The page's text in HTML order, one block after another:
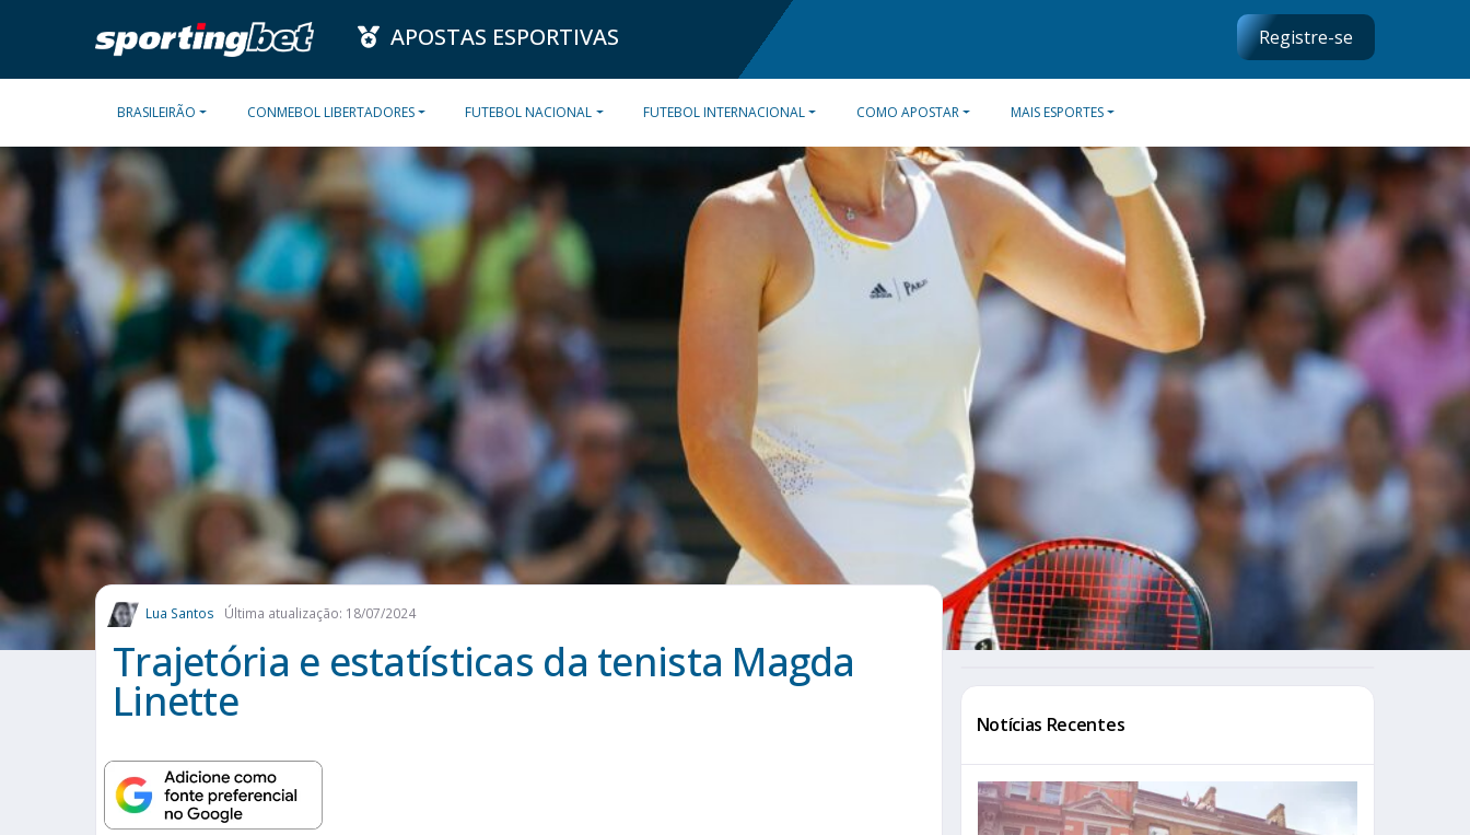
APOSTAS ESPORTIVAS Registre-se
BRASILEIRÃO CONMEBOL LIBERTADORES FUTEBOL NACIONAL FUTEBOL INTERNACIONAL COMO APOSTAR MAIS ESPORTES
Lua Santos Última atualização: 18/07/2024
Trajetória e estatísticas da tenista Magda
Linette Notícias Recentes